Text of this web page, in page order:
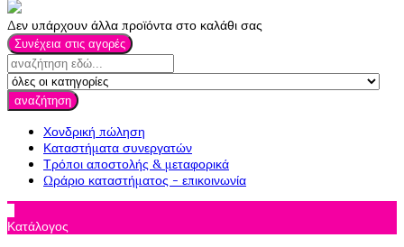
Δεν υπάρχουν άλλα προϊόντα στο καλάθι σας
Συνέχεια στις αγορές
αναζήτηση
Χονδρική πώληση
Καταστήματα συνεργατών
Τρόποι αποστολής & μεταφορικά
Ωράριο καταστήματος - επικοινωνία
Κατάλογος